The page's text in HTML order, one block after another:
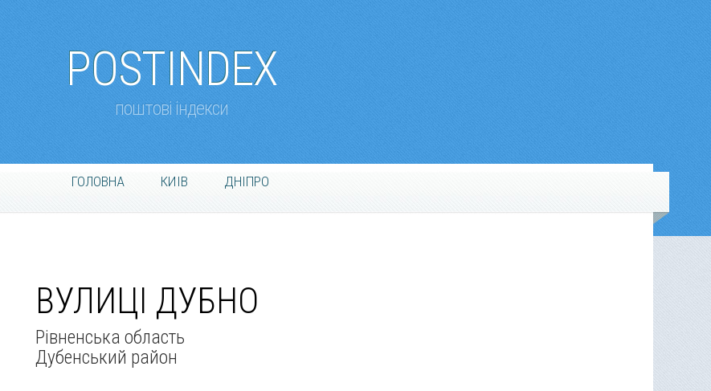
POSTINDEX
поштові індекси
ГОЛОВНА КИІВ ДНІПРО
ВУЛИЦІ ДУБНО
Рівненська область
Дубенський район